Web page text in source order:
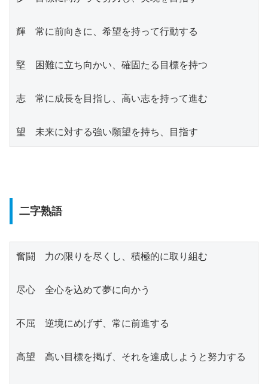
輝　常に前向きに、希望を持って行動する
堅　困難に立ち向かい、確固たる目標を持つ
志　常に成長を目指し、高い志を持って進む
望　未来に対する強い願望を持ち、目指す
二字熟語
奮闘　力の限りを尽くし、積極的に取り組む
尽心　全心を込めて夢に向かう
不屈　逆境にめげず、常に前進する
高望　高い目標を掲げ、それを達成しようと努力する